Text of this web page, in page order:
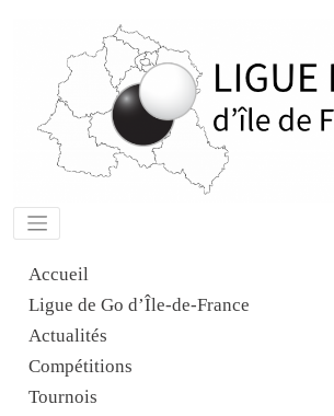
Accueil
Ligue de Go d’Île-de-France
Actualités
Compétitions
Tournois